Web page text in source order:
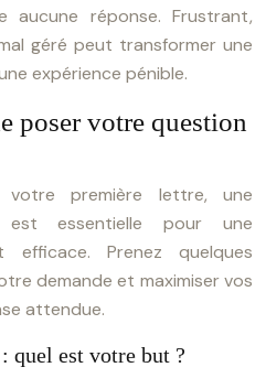
aucune réponse. Frustrant,
géré peut transformer une
expérience pénible.
poser votre question
première lettre, une
est essentielle pour une
efficace. Prenez quelques
demande et maximiser vos
attendue.
est votre but ?